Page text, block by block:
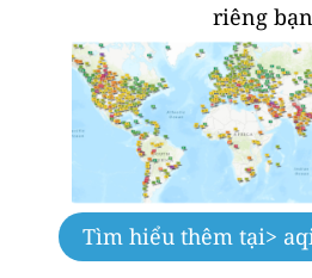
riêng
Tìm hiểu thêm tại>